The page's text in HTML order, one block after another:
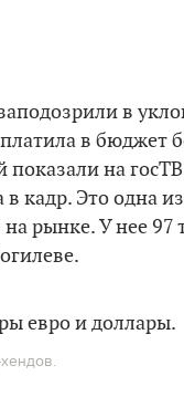
в
в бюджет
на
кадр. Это одна
рынке. У нее 97